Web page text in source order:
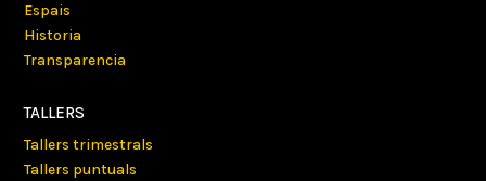
Espais
Historia
Transparencia
TALLERS
Tallers trimestrals
Tallers puntuals